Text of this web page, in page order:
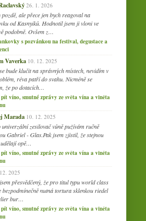
26. 1. 2026
ale přece jen bych reagoval na
od Kasnyiků. Hodnotil jsem ji vloni ve
podobně. Ovšem z…
s pozvánkou na festival, degustace a
Vaverka 10. 12. 2025
bude klučit na správných místech, nevidím v
réva patří do svahu. Nicméně se
že po dotacích…
pít víno, smutné zprávy ze světa vína a viněta
Marada 10. 12. 2025
univerzální zesilovač vůně pužívám ručně
Gabriel - Glas.Pak jsem zjistil, že stejnou
opě…
pít víno, smutné zprávy ze světa vína a viněta
2025
přesvědčený, že pro titul typu world class
bezpodmínečně nutná tortura sklenkou riedel
bur…
pít víno, smutné zprávy ze světa vína a viněta